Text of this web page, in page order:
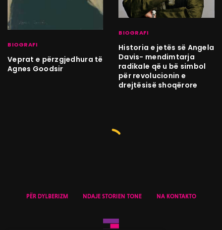
BIOGRAFI
Veprat e përzgjedhura të
Agnes Goodsir
BIOGRAFI
Historia e jetës së Angela
Davis- mendimtarja
radikale që u bë simbol
për revolucionin e
drejtësisë shoqërore
PËR DYLBERIZM NDAJE STORIEN TONE NA KONTAKTO